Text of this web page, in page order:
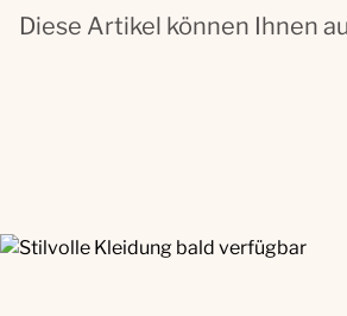
Diese Artikel können Ihnen